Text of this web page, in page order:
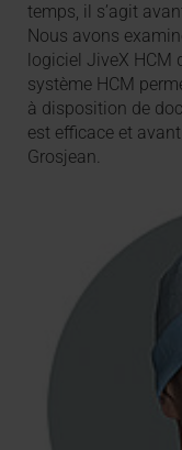
temps, il s’agit
Nous avons
logiciel JiveX HCM
système HCM
à disposition de
est efficace et
Grosjean.